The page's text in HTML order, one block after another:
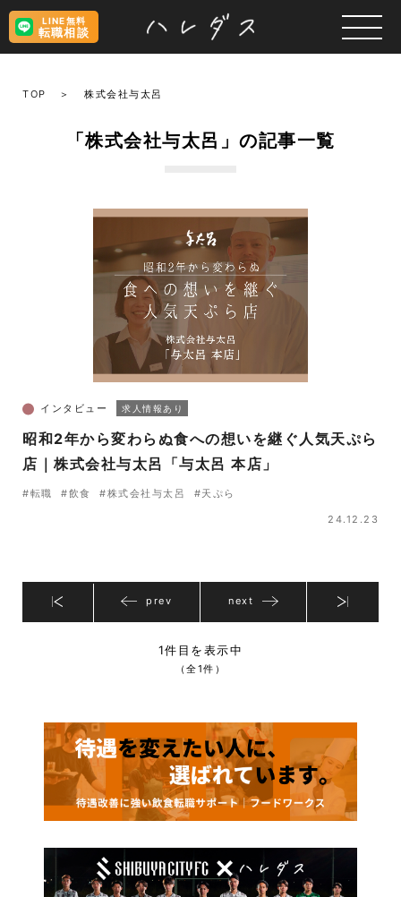
LINE無料
転職相談
TOP 株式会社与太呂
「株式会社与太呂」の記事一覧
インタビュー 求人情報あり
昭和2年から変わらぬ食への想いを継ぐ人気天ぷら
店｜株式会社与太呂「与太呂 本店」
#転職 #飲食 #株式会社与太呂 #天ぷら
24.12.23
prev next
1件目を表示中
（全1件）